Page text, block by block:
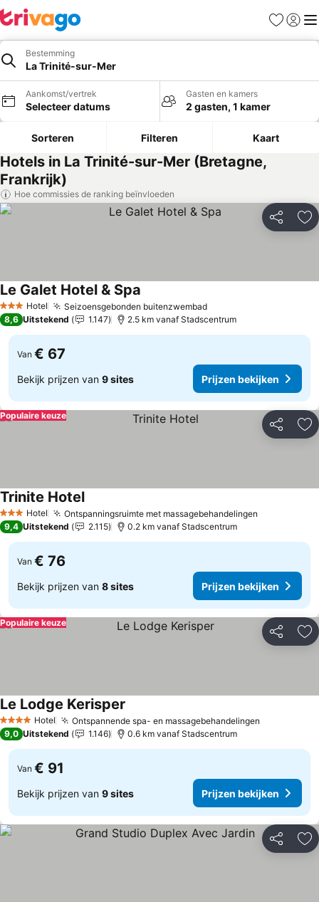
Favorieten
Bestemming
La Trinité-sur-Mer
Aankomst/vertrek
Selecteer datums
Gasten en kamers
2 gasten, 1 kamer
Sorteren Filteren Kaart
Hotels in La Trinité-sur-Mer (Bretagne,
Frankrijk)
Hoe commissies de ranking beïnvloeden
Delen
3 SterrenHotel Seizoensgebonden buitenzwembadPrijzen bekijken
Le Galet Hotel & Spa
8,6 Uitstekend 1.147 2.5 km vanaf Stadscentrum
Van € 67
Bekijk prijzen van 9 sites Prijzen bekijken
Delen
Populaire keuze
3 SterrenHotel Ontspanningsruimte met massagebehandelingen
Trinite HotelPrijzen bekijken
9,4 Uitstekend 2.115 0.2 km vanaf Stadscentrum
Van € 76
Bekijk prijzen van 8 sites Prijzen bekijken
Delen
Populaire keuze
4 SterrenHotel Ontspannende spa- en massagebehandelingen
Le Lodge Kerisper
9,0 Uitstekend 1.146 0.6 km vanaf Stadscentrum
Van € 91
Bekijk prijzen van 9 sites Prijzen bekijken
Delen